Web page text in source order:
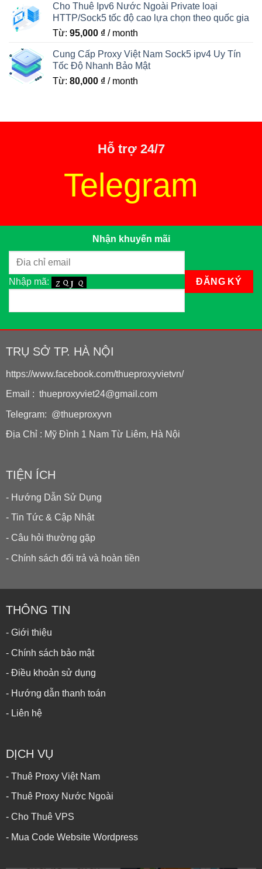
Cho Thuê Ipv6 Nước Ngoài Private loại
HTTP/Sock5 tốc độ cao lựa chọn theo quốc gia
Từ: 95,000 ₫ / month
Cung Cấp Proxy Việt Nam Sock5 ipv4 Uy Tín
Tốc Độ Nhanh Bảo Mật
Từ: 80,000 ₫ / month
Hỗ trợ 24/7
Telegram
Nhận khuyến mãi
Nhập mã:
TRỤ SỞ TP. HÀ NỘI
https://www.facebook.com/thueproxyvietvn/
Email : thueproxyviet24@gmail.com
Telegram: @thueproxyvn
Địa Chỉ : Mỹ Đình 1 Nam Từ Liêm, Hà Nội
TIỆN ÍCH
- Hướng Dẫn Sử Dụng
- Tin Tức & Cập Nhật
- Câu hỏi thường gặp
- Chính sách đổi trả và hoàn tiền
THÔNG TIN
- Giới thiệu
- Chính sách bảo mật
- Điều khoản sử dụng
- Hướng dẫn thanh toán
- Liên hệ
DỊCH VỤ
- Thuê Proxy Việt Nam
- Thuê Proxy Nước Ngoài
- Cho Thuê VPS
- Mua Code Website Wordpress